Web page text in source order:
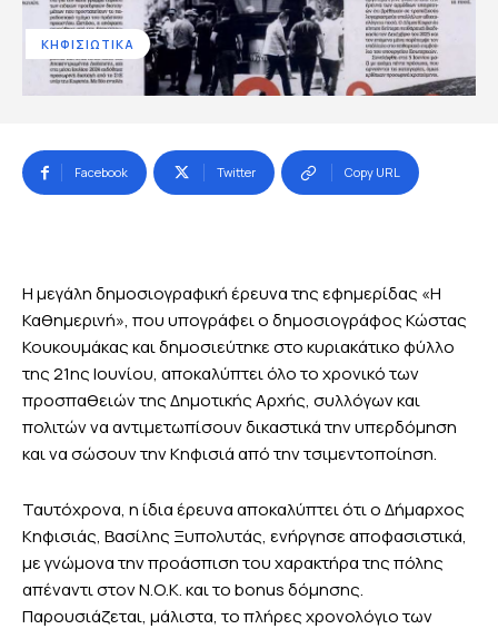
ΚΗΦΙΣΙΩΤΙΚΑ
Facebook Twitter Copy URL
Η μεγάλη δημοσιογραφική έρευνα της εφημερίδας «Η
Καθημερινή», που υπογράφει ο δημοσιογράφος Κώστας
Κουκουμάκας και δημοσιεύτηκε στο κυριακάτικο φύλλο
της 21ης Ιουνίου, αποκαλύπτει όλο το χρονικό των
προσπαθειών της Δημοτικής Αρχής, συλλόγων και
πολιτών να αντιμετωπίσουν δικαστικά την υπερδόμηση
και να σώσουν την Κηφισιά από την τσιμεντοποίηση.
Ταυτόχρονα, η ίδια έρευνα αποκαλύπτει ότι ο Δήμαρχος
Κηφισιάς, Βασίλης Ξυπολυτάς, ενήργησε αποφασιστικά,
με γνώμονα την προάσπιση του χαρακτήρα της πόλης
απέναντι στον Ν.Ο.Κ. και το bonus δόμησης.
Παρουσιάζεται, μάλιστα, το πλήρες χρονολόγιο των